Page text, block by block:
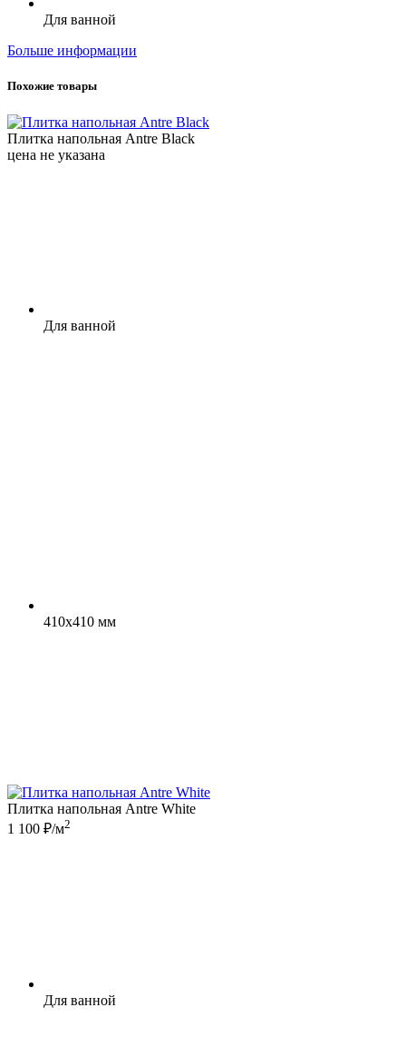
Для ванной
Больше информации
Похожие товары
Плитка напольная Antre Black
цена не указана
Для ванной
410x410 мм
Плитка напольная Antre White
1 100 ₽/м2
Для ванной